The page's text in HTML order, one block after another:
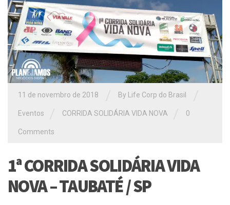
11 de novembro de 2018 By Life Corp do Brasil
Eventos CORRIDA SOLIDÁRIA VIDA NOVA 0
Comments
1ª CORRIDA SOLIDÁRIA VIDA
NOVA – TAUBATÉ / SP